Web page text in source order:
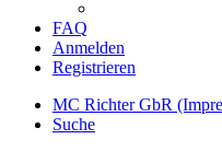
FAQ
Anmelden
Registrieren
MC Richter GbR
Suche